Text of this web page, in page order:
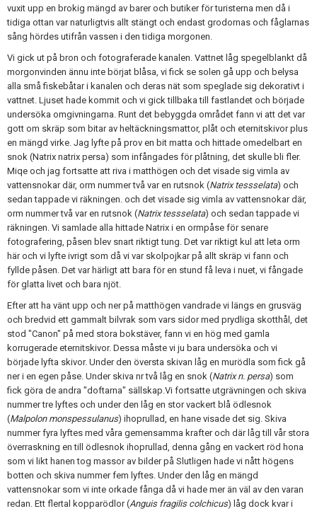
vuxit upp en brokig mängd av barer och butiker för turisterna men då i
tidiga ottan var naturligtvis allt stängt och endast grodornas och fåglarnas
sång hördes utifrån vassen i den tidiga morgonen.
Vi gick ut på bron och fotograferade kanalen. Vattnet låg spegelblankt då
morgonvinden ännu inte börjat blåsa, vi fick se solen gå upp och belysa
alla små fiskebåtar i kanalen och deras nät som speglade sig dekorativt i
vattnet. Ljuset hade kommit och vi gick tillbaka till fastlandet och började
undersöka omgivningarna. Runt det bebyggda området fann vi att det var
gott om skräp som bitar av heltäckningsmattor, plåt och eternitskivor plus
en mängd virke. Jag lyfte på prov en bit matta och hittade omedelbart en
snok (Natrix natrix persa) som infångades för plåtning, det skulle bli fler.
Miqe och jag fortsatte att riva i matthögen och det visade sig vimla av
vattensnokar där, orm nummer två var en rutsnok (Natrix tessselata) och
sedan tappade vi räkningen. och det visade sig vimla av vattensnokar där,
orm nummer två var en rutsnok (Natrix tessselata) och sedan tappade vi
räkningen. Vi samlade alla hittade Natrix i en ormpåse för senare
fotografering, påsen blev snart riktigt tung. Det var riktigt kul att leta orm
här och vi lyfte ivrigt som då vi var skolpojkar på allt skräp vi fann och
fyllde påsen. Det var härligt att bara för en stund få leva i nuet, vi fångade
för glatta livet och bara njöt.
Efter att ha vänt upp och ner på matthögen vandrade vi längs en grusväg
och bredvid ett gammalt bilvrak som vars sidor med prydliga skotthål, det
stod "Canon" på med stora bokstäver, fann vi en hög med gamla
korrugerade eternitskivor. Dessa måste vi ju bara undersöka och vi
började lyfta skivor. Under den översta skivan låg en murödla som fick gå
ner i en egen påse. Under skiva nr två låg en snok (Natrix n. persa) som
fick göra de andra "doftarna" sällskap.Vi fortsatte utgrävningen och skiva
nummer tre lyftes och under den låg en stor vackert blå ödlesnok
(Malpolon monspessulanus) ihoprullad, en hane visade det sig. Skiva
nummer fyra lyftes med våra gemensamma krafter och där låg till vår stora
överraskning en till ödlesnok ihoprullad, denna gång en vackert röd hona
som vi likt hanen tog massor av bilder på Slutligen hade vi nått högens
botten och skiva nummer fem lyftes. Under den låg en mängd
vattensnokar som vi inte orkade fånga då vi hade mer än väl av den varan
redan. Ett flertal kopparödlor (Anguis fragilis colchicus) låg dock kvar i